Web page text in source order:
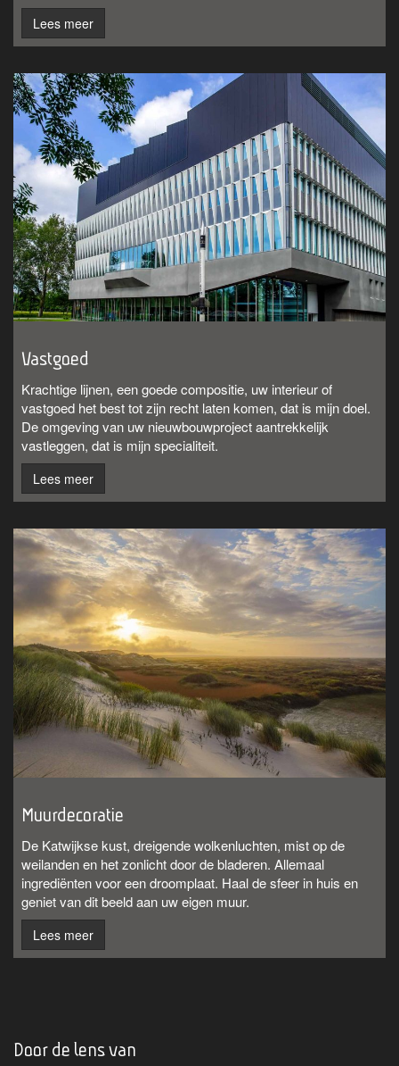
Lees meer
Vastgoed
Krachtige lijnen, een goede compositie, uw interieur of
vastgoed het best tot zijn recht laten komen, dat is mijn doel.
De omgeving van uw nieuwbouwproject aantrekkelijk
vastleggen, dat is mijn specialiteit.
Lees meer
Muurdecoratie
De Katwijkse kust, dreigende wolkenluchten, mist op de
weilanden en het zonlicht door de bladeren. Allemaal
ingrediënten voor een droomplaat. Haal de sfeer in huis en
geniet van dit beeld aan uw eigen muur.
Lees meer
Door de lens van